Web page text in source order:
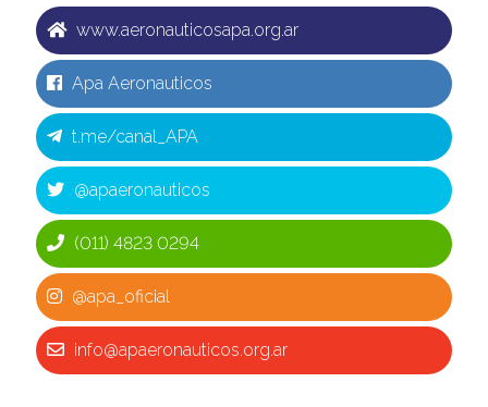
www.aeronauticosapa.org.ar
Apa Aeronauticos
t.me/canal_APA
@apaeronauticos
(011) 4823 0294
@apa_oficial
info@apaeronauticos.org.ar